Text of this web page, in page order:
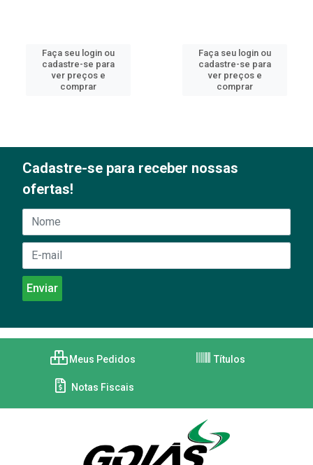
Faça seu login ou
cadastre-se para
ver preços e
comprar
Faça seu login ou
cadastre-se para
ver preços e
comprar
Cadastre-se para receber nossas
ofertas!
Meus Pedidos Títulos
Notas Fiscais